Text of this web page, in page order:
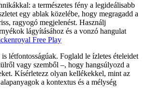
a természetes fény a legideálisabb
egy ablak közelébe, hogy megragadd a
ragyogó megjelenést. Használj
lágyításához és a vonzó hangulat
Free Play
létfontosságúak. Foglald le ízletes ételeidet
vagy szemből –, hogy hangsúlyozd a
Kísérletezz olyan kellékekkel, mint az
a kontextus és a mélység